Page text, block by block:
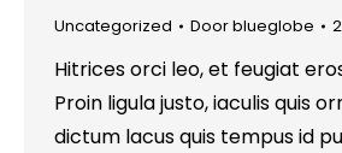
Uncategorized Doorblueglobe
Hitrices orci leo, et feugiat
Proin ligula justo, iaculis quis
dictum lacus quis tempus id